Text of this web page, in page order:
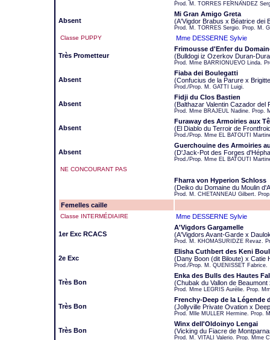
Prod. M. TORRES FERNANDEZ
Absent
Mi Gran Amigo Greta
(A'Vigdor Brabus x Béatrice dei
Prod. M. TORRES Sergio. Prop. M.
Classe PUPPY Mme DESSERNE Sylvie
Très Prometteur
Frimousse d'Enfer du
(Bulldogi iz Ozerkov Duran-
Prod. Mme BARRIONUEVO Linda.
Absent
Fiaba dei Boulegatti
(Confucius de la Parure x
Prod./Prop. M. GATTI Luigi.
Absent
Fidji du Clos Bastien
(Balthazar Valentin Cazador
Prod. Mme BRAJEUL Nadine. Prop.
Absent
Furaway des Armoiries aux
(El Diablo du Terroir de
Prod./Prop. Mme EL BATOUTI
Absent
Guerchouine des Armoiries
(D'Jack-Pot des Forges
Prod./Prop. Mme EL BATOUTI
NE CONCOURANT PAS
Fharra von Hyperion Schloss
(Deiko du Domaine du Moulin
Prod. M. CHETANNEAU Gilbert.
Femelles caille
Classe INTERMÉDIAIRE Mme DESSERNE Sylvie
1er Exc RCACS
A'Vigdors Gargamelle
(A'Vigdors Avant-Garde x
Prod. M. KHOMASURIDZE Revaz.
2e Exc
Elisha Cuthbert des Keni
(Dany Boon (dit Biloute) x Catie
Prod./Prop. M. QUENISSET Fabrice.
Très Bon
Enka des Bulls des Hautes
(Chubak du Vallon de
Prod. Mme LEGRIS Aurélie. Prop.
Très Bon
Frenchy-Deep de la Légende
(Jollyville Private Ovation x
Prod. Mlle MULLER Hermine. Prop.
Très Bon
Winx dell'Oldoinyo Lengai
(Vicking du Fiacre de
Prod. M. VITALI Valerio. Prop. Mme